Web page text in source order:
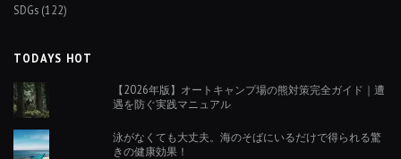
SDGs (122)
TODAYS HOT
【2026年版】オートキャンプ場の熊対策完全ガイド｜遭
遇を防ぐ実践マニュアル
泳がなくても大丈夫。海のそばにいるだけで得られる驚
きの健康効果！